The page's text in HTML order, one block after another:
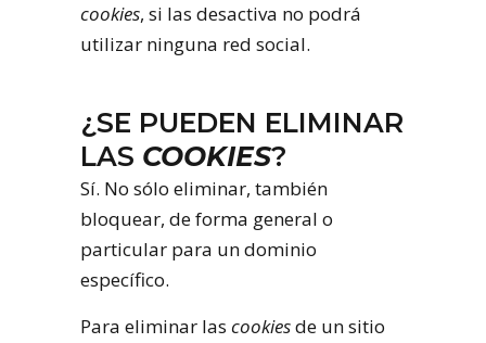
cookies, si las desactiva no podrá
utilizar ninguna red social.
¿SE PUEDEN ELIMINAR
LAS COOKIES?
Sí. No sólo eliminar, también
bloquear, de forma general o
particular para un dominio
específico.
Para eliminar las cookiesde un sitio